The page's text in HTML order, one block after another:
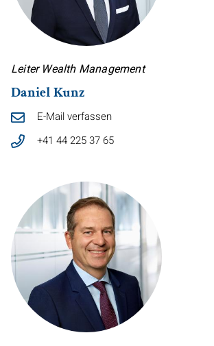
LeiterWealth Management
Daniel Kunz
E-Mail verfassen
+41 44 225 37 65